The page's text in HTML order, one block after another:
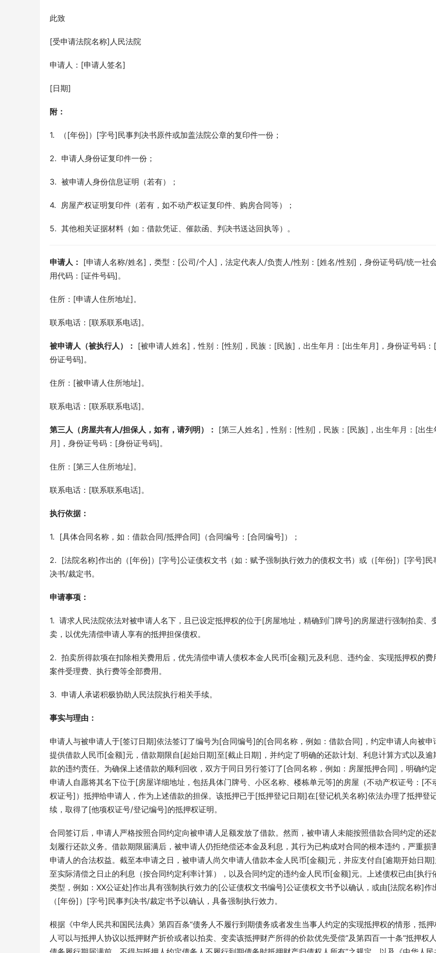
此致
[受申请法院名称]人民法院
申请人：[申请人签名]
[日期]
附：
1.  （[年份]）[字号]民事判决书原件或加盖法院公章的复印件一份；
2.  申请人身份证复印件一份；
3.  被申请人身份信息证明（若有）；
4.  房屋产权证明复印件（若有，如不动产权证复印件、购房合同等）；
5.  其他相关证据材料（如：借款凭证、催款函、判决书送达回执等）。
申请人：
[申请人名称/姓名]，类型：[公司/个人]，法定代表人/负责人/性别：[姓名/性别]，身份证号码/统一社
用代码：[证件号码]。
住所：[申请人住所地址]。
联系电话：[联系联系电话]。
被申请人（被执行人）：
[被申请人姓名]，性别：[性别]，民族：[民族]，出生年月：[出生年月]，身份证号码：
份证号码]。
住所：[被申请人住所地址]。
联系电话：[联系联系电话]。
第三人（房屋共有人/担保人，如有，请列明）：
[第三人姓名]，性别：[性别]，民族：[民族]，出生年月：[出生
月]，身份证号码：[身份证号码]。
住所：[第三人住所地址]。
联系电话：[联系联系电话]。
执行依据：
1.  [具体合同名称，如：借款合同/抵押合同]（合同编号：[合同编号]）；
2.  [法院名称]作出的（[年份]）[字号]公证债权文书（如：赋予强制执行效力的债权文书）或（[年份]）[字号]民
决书/裁定书。
申请事项：
1.  请求人民法院依法对被申请人名下，且已设定抵押权的位于[房屋地址，精确到门牌号]的房屋进行强制拍卖、
卖，以优先清偿申请人享有的抵押担保债权。
2.  拍卖所得款项在扣除相关费用后，优先清偿申请人债权本金人民币[金额]元及利息、违约金、实现抵押权的费
案件受理费、执行费等全部费用。
3.  申请人承诺积极协助人民法院执行相关手续。
事实与理由：
申请人与被申请人于[签订日期]依法签订了编号为[合同编号]的[合同名称，例如：借款合同]，约定申请人向被申
提供借款人民币[金额]元，借款期限自[起始日期]至[截止日期]，并约定了明确的还款计划、利息计算方式以及逾
款的违约责任。为确保上述借款的顺利回收，双方于同日另行签订了[合同名称，例如：房屋抵押合同]，明确约
申请人自愿将其名下位于[房屋详细地址，包括具体门牌号、小区名称、楼栋单元等]的房屋（不动产权证号：[不
权证号]）抵押给申请人，作为上述借款的担保。该抵押已于[抵押登记日期]在[登记机关名称]依法办理了抵押登
续，取得了[他项权证号/登记编号]的抵押权证明。
合同签订后，申请人严格按照合同约定向被申请人足额发放了借款。然而，被申请人未能按照借款合同约定的还
划履行还款义务。借款期限届满后，被申请人仍拒绝偿还本金及利息，其行为已构成对合同的根本违约，严重损
申请人的合法权益。截至本申请之日，被申请人尚欠申请人借款本金人民币[金额]元，并应支付自[逾期开始日期
至实际清偿之日止的利息（按合同约定利率计算），以及合同约定的违约金人民币[金额]元。上述债权已由[执行
类型，例如：XX公证处]作出具有强制执行效力的[公证债权文书编号]公证债权文书予以确认，或由[法院名称]作
（[年份]）[字号]民事判决书/裁定书予以确认，具备强制执行效力。
根据《中华人民共和国民法典》第四百条“债务人不履行到期债务或者发生当事人约定的实现抵押权的情形，抵押
人可以与抵押人协议以抵押财产折价或者以拍卖、变卖该抵押财产所得的价款优先受偿”及第四百一十条“抵押权